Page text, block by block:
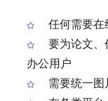
任何需要在
要为论文
办公用户
需要统一